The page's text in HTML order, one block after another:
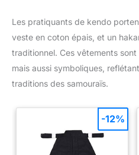
Les pratiquants de kendo
veste en coton épais, et un
traditionnel. Ces vêtements sont
mais aussi symboliques,
traditions des samouraïs.
-12%